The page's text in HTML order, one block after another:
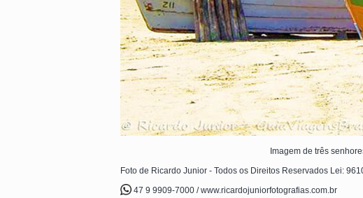
Imagem de três
Foto de Ricardo Junior - Todos os Direitos Reservados Lei:
47 9 9909-7000 / www.ricardojuniorfotografias.com.br